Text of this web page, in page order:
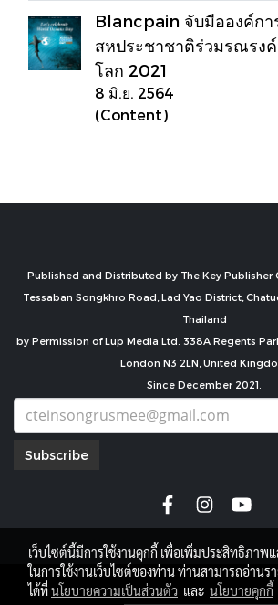
Blancpain จับมือองค์กา
สหประชาชาติร่วมรณรง
โลก 2021
8 มิ.ย. 2564
(Content)
Published and Distributed by The Key Publisher
Tessaban Songkhro Road, Lad Yao District,
Thailand
by Permission of Lup Media Ltd. 338A Regents
London N3 2LN, United
Since December 2021.
Subscribe
copyright by
เว็บไซต์นี้มีการใช้งานคุกกี้ เพื่อเพิ่มประสิทธิภา
ในการใช้งานเว็บไซต์ของท่าน ท่านสามารถอ่านร
ได้ที่นโยบายความเป็นส่วนตัว และ นโยบายคุกกี้